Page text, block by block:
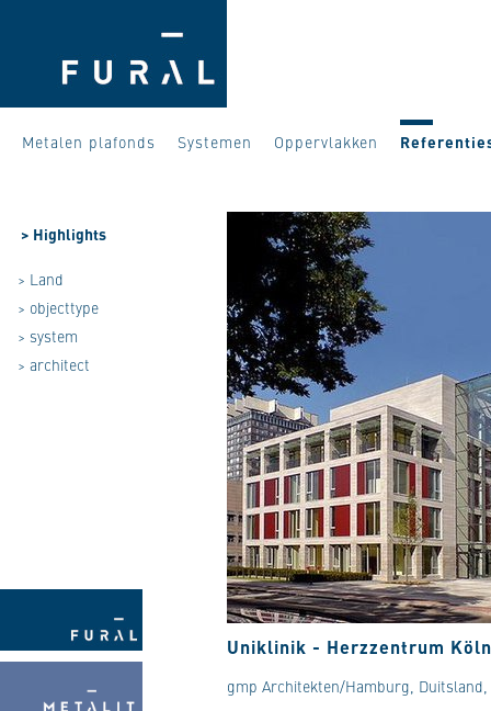
Metalen plafonds Systemen Oppervlakken
> Highlights
> Land
> objecttype
> system
> architect
Uniklinik - Herzzentrum
gmp Architekten/Hamburg, Duitsland,